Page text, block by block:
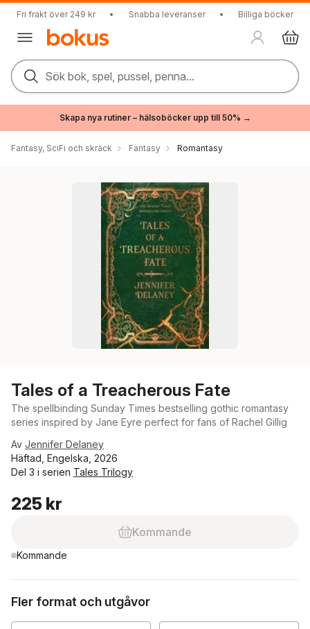
Fri frakt över 249 kr • Snabba leveranser • Billiga böcker
Sök bok, spel, pussel, penna...
Skapa nya rutiner – hälsoböcker upp till 50% →
Fantasy, SciFi och skräck Fantasy Romantasy
Tales of a Treacherous Fate
The spellbinding Sunday Times bestselling gothic romantasy
series inspired by Jane Eyre perfect for fans of Rachel Gillig
Av Jennifer Delaney
Häftad, Engelska, 2026
Del 3 i serien Tales Trilogy
225 kr
Kommande
Kommande
Fler format och utgåvor